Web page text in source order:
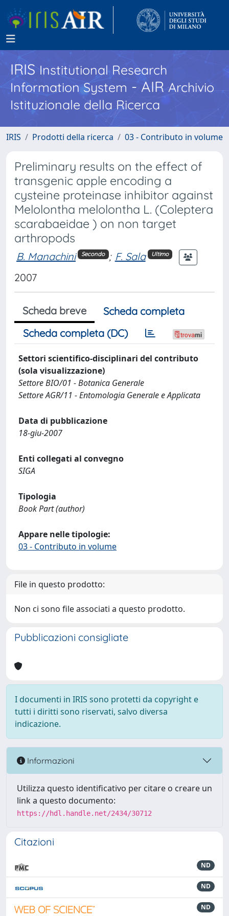
IRISInstitutional Research
Information System - AIR Archivio
Istituzionale della Ricerca
IRIS Prodotti della ricerca 03 - Contributo in volume
Preliminary results on the effect of
transgenic apple encoding a
cysteine proteinase inhibitor against
Melolontha melolontha L. (Coleptera
scarabaeidae ) on non target
arthropods
B. Manachini Secondo ; F. Sala Ultimo
2007
Scheda breve
Scheda completa
Scheda completa (DC)
Settori scientifico-disciplinari del contributo
(sola visualizzazione)
Settore BIO/01 - Botanica Generale
Settore AGR/11 - Entomologia Generale e Applicata
Data di pubblicazione
18-giu-2007
Enti collegati al convegno
SIGA
Tipologia
Book Part (author)
Appare nelle tipologie:
03 - Contributo in volume
File in questo prodotto:
Non ci sono file associati a questo prodotto.
Pubblicazioni consigliate
I documenti in IRIS sono protetti da copyright e
tutti i diritti sono riservati, salvo diversa
indicazione.
Informazioni
Utilizza questo identificativo per citare o creare un
link a questo documento:
https://hdl.handle.net/2434/30712
Citazioni
ND
ND
ND